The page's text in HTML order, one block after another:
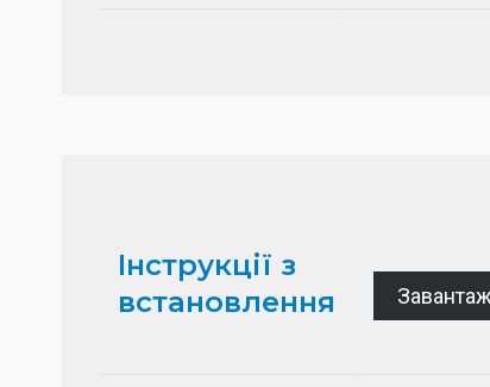
Інструкції з
встановлення